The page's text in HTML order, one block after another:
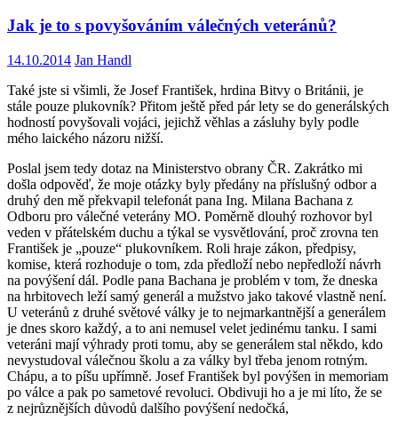
Jak je to s povyšováním válečných veteránů?
14.10.2014 Jan Handl
Také jste si všimli, že Josef František, hrdina Bitvy o Británii, je
stále pouze plukovník? Přitom ještě před pár lety se do generálských
hodností povyšovali vojáci, jejichž věhlas a zásluhy byly podle
mého laického názoru nižší.
Poslal jsem tedy dotaz na Ministerstvo obrany ČR. Zakrátko mi
došla odpověď, že moje otázky byly předány na příslušný odbor a
druhý den mě překvapil telefonát pana Ing. Milana Bachana z
Odboru pro válečné veterány MO. Poměrně dlouhý rozhovor byl
veden v přátelském duchu a týkal se vysvětlování, proč zrovna ten
František je „pouze“ plukovníkem. Roli hraje zákon, předpisy,
komise, která rozhoduje o tom, zda předloží nebo nepředloží návrh
na povýšení dál. Podle pana Bachana je problém v tom, že dneska
na hrbitovech leží samý generál a mužstvo jako takové vlastně není.
U veteránů z druhé světové války je to nejmarkantnější a generálem
je dnes skoro každý, a to ani nemusel velet jedinému tanku. I sami
veteráni mají výhrady proti tomu, aby se generálem stal někdo, kdo
nevystudoval válečnou školu a za války byl třeba jenom rotným.
Chápu, a to píšu upřímně. Josef František byl povýšen in memoriam
po válce a pak po sametové revoluci. Obdivuji ho a je mi líto, že se
z nejrůznějších důvodů dalšího povýšení nedočká,